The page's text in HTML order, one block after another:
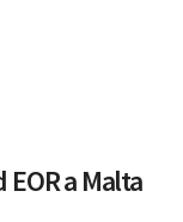
a Malta